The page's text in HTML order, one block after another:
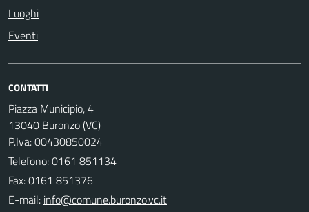
Luoghi
Eventi
CONTATTI
Piazza Municipio, 4
13040 Buronzo (VC)
P.Iva: 00430850024
Telefono:0161 851134
Fax: 0161 851376
E-mail: